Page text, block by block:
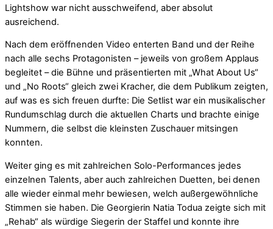
Lightshow war nicht ausschweifend, aber absolut
ausreichend.
Nach dem eröffnenden Video enterten Band und der Reihe
nach alle sechs Protagonisten – jeweils von großem Applaus
begleitet – die Bühne und präsentierten mit „What About Us“
und „No Roots“ gleich zwei Kracher, die dem Publikum zeigten,
auf was es sich freuen durfte: Die Setlist war ein musikalischer
Rundumschlag durch die aktuellen Charts und brachte einige
Nummern, die selbst die kleinsten Zuschauer mitsingen
konnten.
Weiter ging es mit zahlreichen Solo-Performances jedes
einzelnen Talents, aber auch zahlreichen Duetten, bei denen
alle wieder einmal mehr bewiesen, welch außergewöhnliche
Stimmen sie haben. Die Georgierin Natia Todua zeigte sich mit
„Rehab“ als würdige Siegerin der Staffel und konnte ihre